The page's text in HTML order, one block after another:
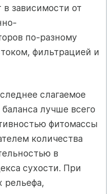
зависимости от
по-разному
фильтрацией и
слагаемое
лучше всего
фитомассы
количества
в
сухости. При
рельефа,